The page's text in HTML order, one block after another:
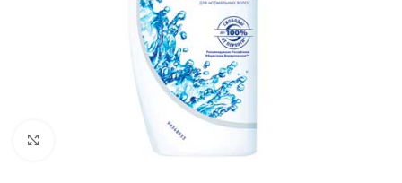
Нажмите, чтобы увеличить